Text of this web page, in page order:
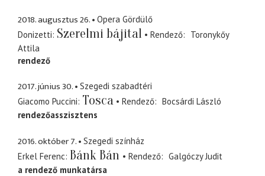
2018. augusztus 26.
Opera Gördülő
Donizetti Szerelmi bájital Rendező
Toronykőy
Attila
rendező
2017. június 30.
Szegedi szabadtéri
Giacomo Puccini Tosca Rendező
Bocsárdi László
rendezőasszisztens
2016. október 7.
Szegedi színház
Erkel Ferenc Bánk Bán Rendező
Galgóczy Judit
a rendező munkatársa